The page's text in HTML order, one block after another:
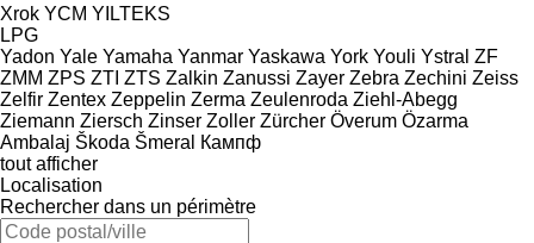
Xrok YCM YILTEKS
LPG
Yadon Yale Yamaha Yanmar Yaskawa York Youli Ystral ZF
ZMM ZPS ZTI ZTS Zalkin Zanussi Zayer Zebra Zechini Zeiss
Zelfir Zentex Zeppelin Zerma Zeulenroda Ziehl-Abegg
Ziemann Ziersch Zinser Zoller Zürcher Överum Özarma
Ambalaj Škoda Šmeral
Кампф
tout afficher
Localisation
Rechercher dans un périmètre